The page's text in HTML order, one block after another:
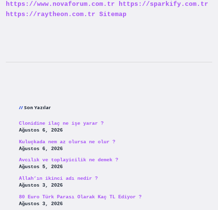
https://www.novaforum.com.tr
https://sparkify.com.tr
https://raytheon.com.tr Sitemap
Son Yazılar
Clonidine ilaç ne işe yarar ?
Ağustos 6, 2026
Kuluçkada nem az olursa ne olur ?
Ağustos 6, 2026
Avcılık ve toplayicilik ne demek ?
Ağustos 5, 2026
Allah’ın ikinci adı nedir ?
Ağustos 3, 2026
80 Euro Türk Parası Olarak Kaç TL Ediyor ?
Ağustos 3, 2026